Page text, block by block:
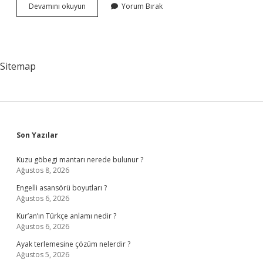
Devamını okuyun Rahibeler
Nasıl
Yorum Bırak
Sitemap
Sidebar
Son Yazılar
Kuzu göbegi mantarı nerede bulunur ?
Ağustos 8, 2026
Engelli asansörü boyutları ?
Ağustos 6, 2026
Kur’an’ın Türkçe anlamı nedir ?
Ağustos 6, 2026
Ayak terlemesine çözüm nelerdir ?
Ağustos 5, 2026